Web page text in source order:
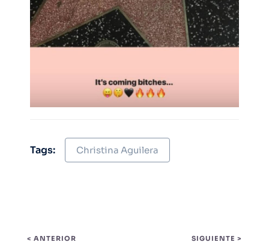
Tags: Christina Aguilera
< ANTERIOR SIGUIENTE >